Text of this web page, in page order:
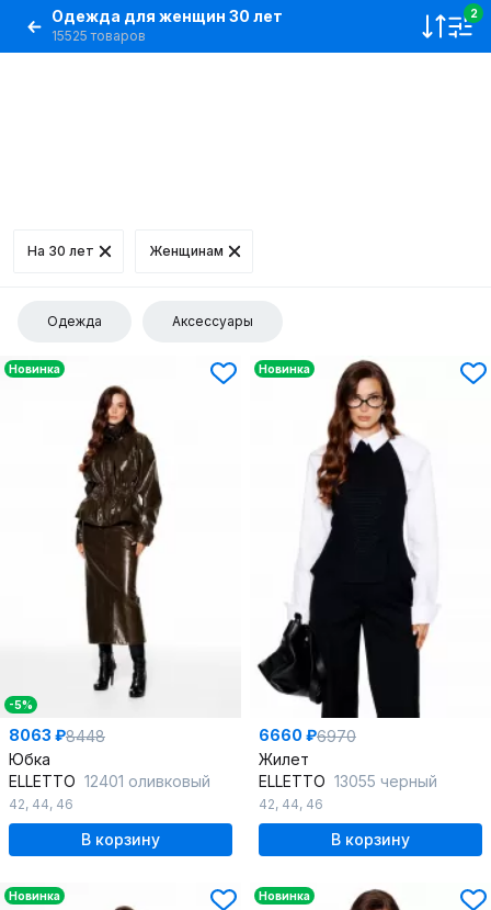
Одежда для женщин 30 лет
15525 товаров
2
На 30 лет Женщинам
Одежда Аксессуары
Новинка
-5%
8063 ₽8448
Юбка
ELLETTO 12401 оливковый
42, 44, 46
В корзину
Новинка
6660 ₽6970
Жилет
ELLETTO 13055 черный
42, 44, 46
В корзину
Новинка Новинка